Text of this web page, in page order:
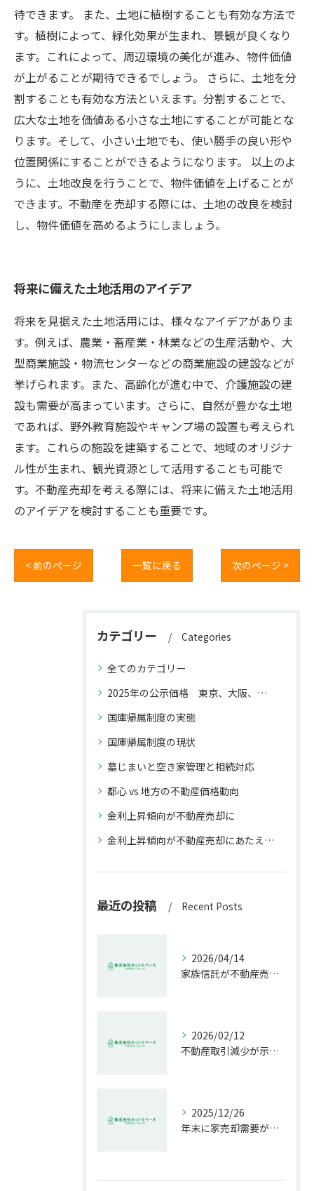
待できます。 また、土地に植樹することも有効な方法で
す。植樹によって、緑化効果が生まれ、景観が良くなり
ます。これによって、周辺環境の美化が進み、物件価値
が上がることが期待できるでしょう。 さらに、土地を分
割することも有効な方法といえます。分割することで、
広大な土地を価値ある小さな土地にすることが可能とな
ります。そして、小さい土地でも、使い勝手の良い形や
位置関係にすることができるようになります。 以上のよ
うに、土地改良を行うことで、物件価値を上げることが
できます。不動産を売却する際には、土地の改良を検討
し、物件価値を高めるようにしましょう。
将来に備えた土地活用のアイデア
将来を見据えた土地活用には、様々なアイデアがありま
す。例えば、農業・畜産業・林業などの生産活動や、大
型商業施設・物流センターなどの商業施設の建設などが
挙げられます。また、高齢化が進む中で、介護施設の建
設も需要が高まっています。さらに、自然が豊かな土地
であれば、野外教育施設やキャンプ場の設置も考えられ
ます。これらの施設を建築することで、地域のオリジナ
ル性が生まれ、観光資源として活用することも可能で
す。不動産売却を考える際には、将来に備えた土地活用
のアイデアを検討することも重要です。
< 前のページ 一覧に戻る 次のページ >
カテゴリー Categories
全てのカテゴリー
2025年の公示価格 東京、大阪、福岡と名古屋との上昇率の違いが不動産取引に与える影響
国庫帰属制度の実態
国庫帰属制度の現状
墓じまいと空き家管理と相続対応
都心 vs 地方の不動産価格動向
金利上昇傾向が不動産売却に
金利上昇傾向が不動産売却にあたえる影響
最近の投稿 Recent Posts
2026/04/14
家族信託が不動産売却で生む具体的メリット
2026/02/12
不動産取引減少が示す市場の危機
2025/12/26
年末に家売却需要が増す理由解説